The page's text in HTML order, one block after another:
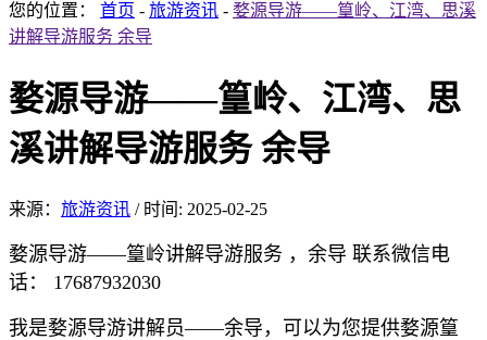
您的位置： 首页 - 旅游资讯 - 婺源导游——篁岭、江湾、思溪
讲解导游服务 余导
婺源导游——篁岭、江湾、思
溪讲解导游服务 余导
来源： 旅游资讯 / 时间: 2025-02-25
婺源导游——篁岭讲解导游服务 ，余导 联系微信电
话： 17687932030
我是婺源导游讲解员——余导，可以为您提供婺源篁